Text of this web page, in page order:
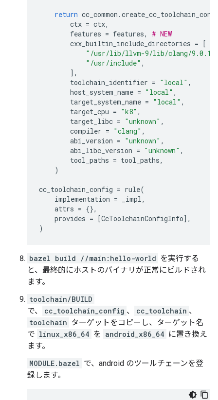
return cc_common .
ctx = ctx,
features = features,
# NEW
cxx_builtin_include_directories = [
"/usr/lib/llvm-9/lib/clang/9.0.1/
"/usr/include" ,
],
toolchain_identifier = "local" ,
host_system_name = "local" ,
target_system_name = "local" ,
target_cpu = "k8" ,
target_libc = "unknown" ,
compiler = "clang" ,
abi_version = "unknown" ,
abi_libc_version = "unknown" ,
tool_paths = tool_paths,
)
cc_toolchain_config = rule(
implementation = _impl,
attrs = {},
provides = [CcToolchainConfigInfo],
)
bazel build //main:hello-world を実行する
と、最終的にホストのバイナリが正常にビルドされ
ます。
toolchain/BUILD
で、
cc_toolchain_config 、 cc_toolchain 、
toolchain ターゲットをコピーし、ターゲット名
で linux_x86_64 を android_x86_64 に置き換え
ます。
MODULE.bazel で、android のツールチェーンを登
録します。